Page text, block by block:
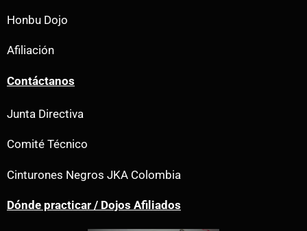
Honbu Dojo
Afiliación
Contáctanos
Junta Directiva
Comité Técnico
Cinturones Negros JKA Colombia
Dónde practicar / Dojos Afiliados